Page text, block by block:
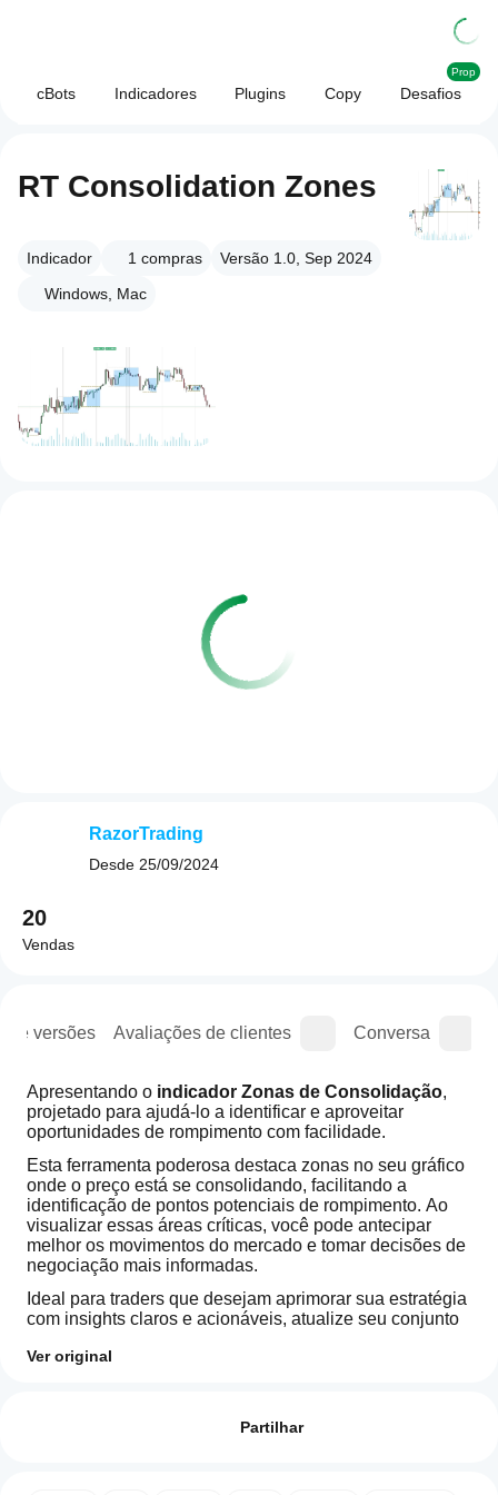
cBots Indicadores Plugins Copy Desafios
Prop
RT Consolidation Zones
Indicador 1 compras
Versão 1.0, Sep 2024
Windows, Mac
de versões Avaliações de clientes Conversa
Apresentando o indicador Zonas de Consolidação,
projetado para ajudá-lo a identificar e aproveitar
oportunidades de rompimento com facilidade.
Esta ferramenta poderosa destaca zonas no seu gráfico
onde o preço está se consolidando, facilitando a
identificação de pontos potenciais de rompimento. Ao
visualizar essas áreas críticas, você pode antecipar
melhor os movimentos do mercado e tomar decisões de
negociação mais informadas.
Ideal para traders que desejam aprimorar sua estratégia
com insights claros e acionáveis, atualize seu conjunto
rompimentos com o indicador Zonas de Consolidação.
Ver original
Partilhar
RazorTrading
Desde 25/09/2024
20
Vendas